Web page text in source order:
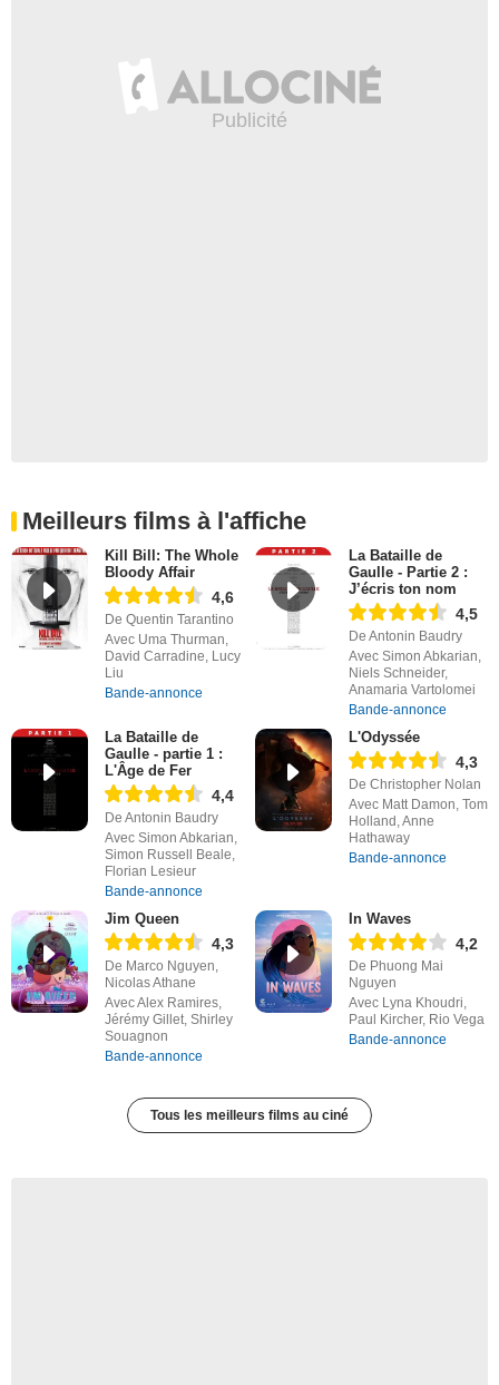
Meilleurs films à l'affiche
Kill Bill: The Whole
Bloody Affair
4,6
De Quentin Tarantino
Avec Uma Thurman,
David Carradine, Lucy
Liu
Bande-annonce
La Bataille de
Gaulle - Partie 2 :
J’écris ton nom
4,5
De Antonin Baudry
Avec Simon Abkarian,
Niels Schneider,
Anamaria Vartolomei
Bande-annonce
La Bataille de
Gaulle - partie 1 :
L'Âge de Fer
4,4
De Antonin Baudry
Avec Simon Abkarian,
Simon Russell Beale,
Florian Lesieur
Bande-annonce
L'Odyssée
4,3
De Christopher Nolan
Avec Matt Damon, Tom
Holland, Anne
Hathaway
Bande-annonce
Jim Queen
4,3
De Marco Nguyen,
Nicolas Athane
Avec Alex Ramires,
Jérémy Gillet, Shirley
Souagnon
Bande-annonce
In Waves
4,2
De Phuong Mai
Nguyen
Avec Lyna Khoudri,
Paul Kircher, Rio Vega
Bande-annonce
Tous les meilleurs films au ciné